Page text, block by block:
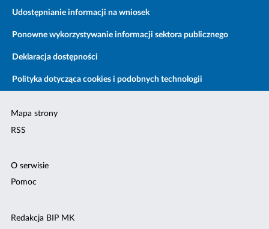
Udostępnianie informacji na wniosek
Ponowne wykorzystywanie informacji sektora publicznego
Deklaracja dostępności
Polityka dotycząca cookies i podobnych technologii
Mapa strony
RSS
O serwisie
Pomoc
Redakcja BIP MK